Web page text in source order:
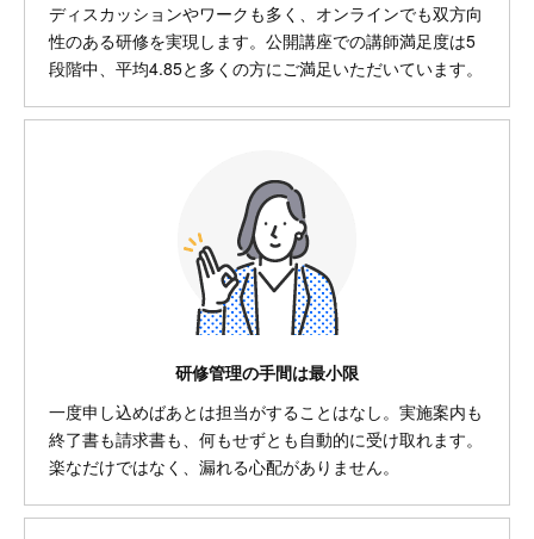
ディスカッションやワークも多く、オンラインでも双方向
性のある研修を実現します。公開講座での講師満足度は5
段階中、平均4.85と多くの方にご満足いただいています。
研修管理の手間は最小限
一度申し込めばあとは担当がすることはなし。実施案内も
終了書も請求書も、何もせずとも自動的に受け取れます。
楽なだけではなく、漏れる心配がありません。